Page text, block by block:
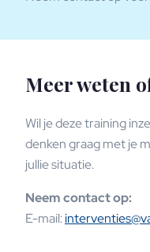
Meer weten
Wil je deze training
denken graag met je
jullie situatie.
Neem contact op:
E-mail: